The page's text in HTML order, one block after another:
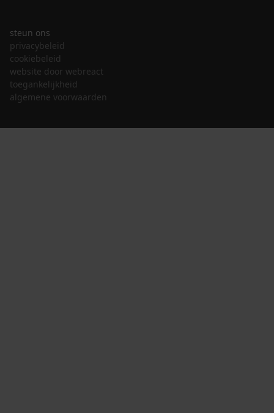
steun ons
privacybeleid
cookiebeleid
website door webreact
toegankelijkheid
algemene voorwaarden